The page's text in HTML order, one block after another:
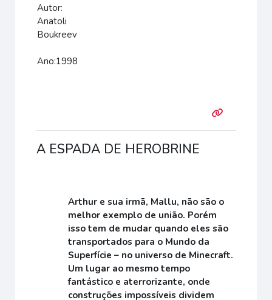
Autor:
Anatoli
Boukreev
Ano:1998
A ESPADA DE HEROBRINE
Arthur e sua irmã, Mallu, não são o
melhor exemplo de união. Porém
isso tem de mudar quando eles são
transportados para o Mundo da
Superfície – no universo de Minecraft.
Um lugar ao mesmo tempo
fantástico e aterrorizante, onde
construções impossíveis dividem